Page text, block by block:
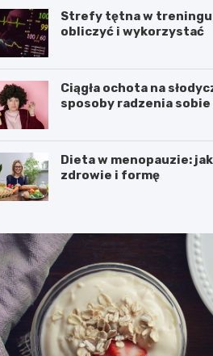
Strefy tętna w treningu
obliczyć i wykorzystać
Ciągła ochota na
sposoby radzenia sobie
Dieta w menopauzie:
zdrowie i formę